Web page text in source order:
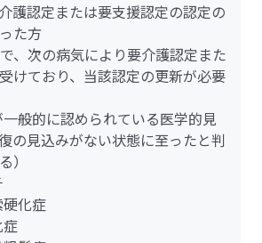
護認定または要支援認定の認定の
た方
、次の病気により要介護認定また
けており、当該認定の更新が必要
般的に認められている医学的見
の見込みがない状態に至ったと判
）
化症